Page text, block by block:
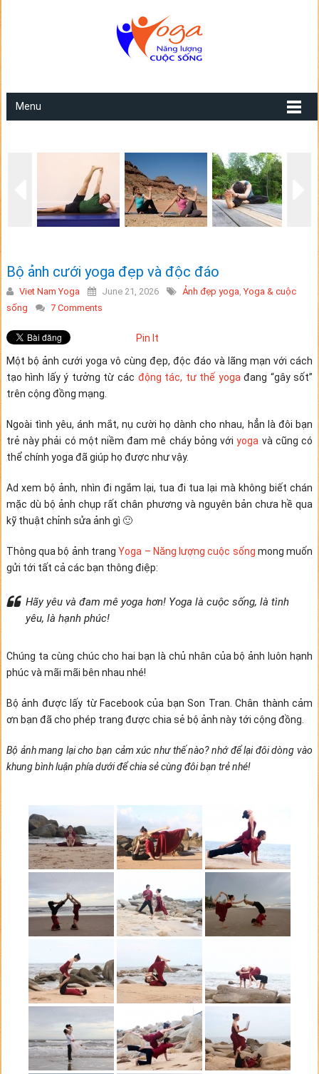
Menu
Bộ ảnh cưới yoga đẹp và độc đáo
Viet Nam Yoga June 21, 2026 Ảnh đẹp yoga,Yoga & cuộc
sống
7 Comments
Pin It
Một bộ ảnh cưới yoga vô cùng đẹp, độc đáo và lãng mạn với cách
tạo hình lấy ý tưởng từ các động tác, tư thế yoga đang “gây sốt”
trên cộng đồng mạng.
Ngoài tình yêu, ánh mắt, nụ cười họ dành cho nhau, hẳn là đôi bạn
trẻ này phải có một niềm đam mê cháy bỏng vớiyoga và cũng có
thể chính yoga đã giúp họ được như vậy.
Ad xem bộ ảnh, nhìn đi ngắm lại, tua đi tua lại mà không biết chán
mặc dù bộ ảnh chụp rất chân phương và nguyên bản chưa hề qua
kỹ thuật chỉnh sửa ảnh gì 🙂
Thông qua bộ ảnh trangYoga – Năng lượng cuộc sống mong muốn
gửi tới tất cả các bạn thông điệp:
Hãy yêu và đam mê yoga hơn! Yoga là cuộc sống, là tình
yêu, là hạnh phúc!
Chúng ta cùng chúc cho hai bạn là chủ nhân của bộ ảnh luôn hạnh
phúc và mãi mãi bên nhau nhé!
Bộ ảnh được lấy từ Facebook của bạn Son Tran. Chân thành cảm
ơn bạn đã cho phép trang được chia sẻ bộ ảnh này tới cộng đồng.
Bộ ảnh mang lại cho bạn cảm xúc như thế nào? nhớ để lại đôi dòng vào
khung bình luận phía dưới để chia sẻ cùng đôi bạn trẻ nhé!